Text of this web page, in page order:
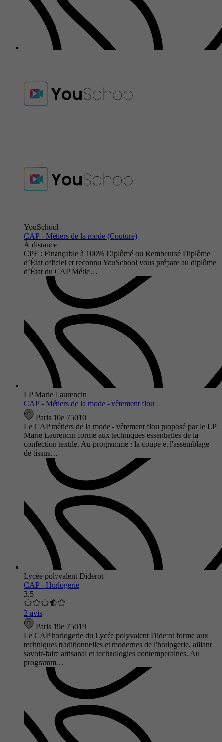
YouSchool
CAP - Métiers de la mode (Couture)
À distance
CPF : Finançable à 100% Diplômé ou Remboursé Diplôme
d’État officiel et reconnu YouSchool vous prépare au diplôme
d’État du CAP Métie…
LP Marie Laurencin
CAP - Métiers de la mode - vêtement flou
Paris 10e 75010
Le CAP métiers de la mode - vêtement flou proposé par le LP
Marie Laurencin forme aux techniques essentielles de la
confection textile. Au programme : la coupe et l'assemblage
de tissus…
Lycée polyvalent Diderot
CAP - Horlogerie
3.5
2 avis
Paris 19e 75019
Le CAP horlogerie du Lycée polyvalent Diderot forme aux
techniques traditionnelles et modernes de l'horlogerie, alliant
savoir-faire artisanal et technologies contemporaines. Au
programm…